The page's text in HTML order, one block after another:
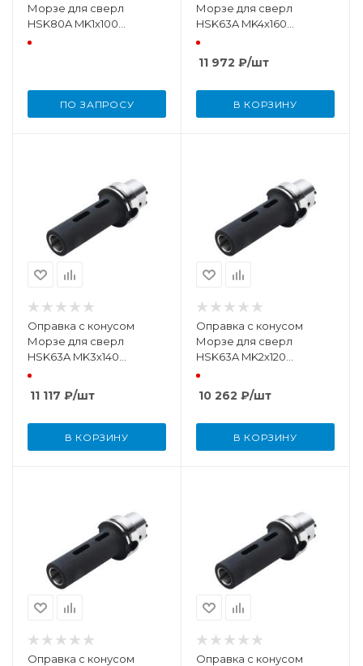
Морзе для сверл
HSK80A MK1х100
DIN69893
ПО ЗАПРОСУ
Морзе для сверл
HSK63A MK4х160
DIN69893
11 972 ₽/шт
В КОРЗИНУ
Оправка с конусом
Морзе для сверл
HSK63A MK3х140
DIN69893
11 117 ₽/шт
В КОРЗИНУ
Оправка с конусом
Морзе для сверл
HSK63A MK2х120
DIN69893
10 262 ₽/шт
В КОРЗИНУ
Оправка с конусом
Оправка с конусом